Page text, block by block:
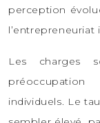
perception
l’entrepreneuriat
Les charges
individuels. Le